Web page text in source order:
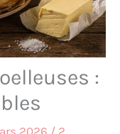
:
2026 / 2